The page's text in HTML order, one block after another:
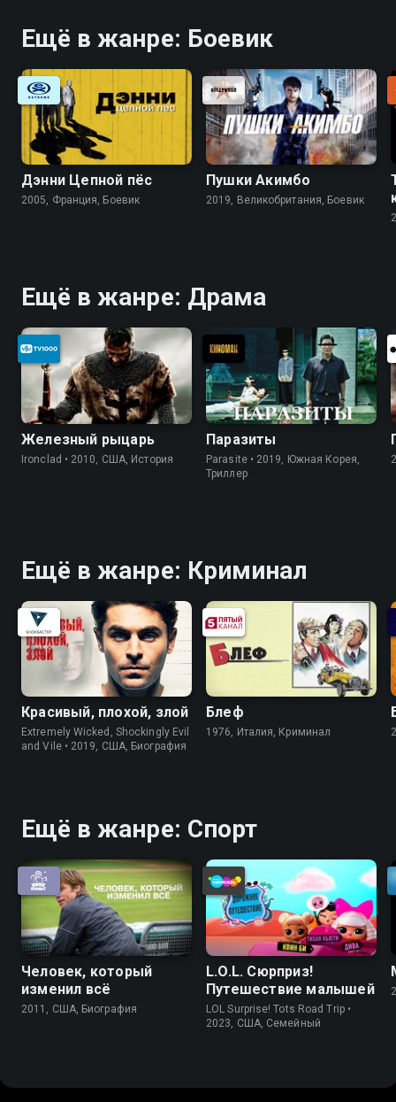
Ещё в жанре: Боевик
Дэнни Цепной пёс
2005, Франция, Боевик
Пушки Акимбо
2019, Великобритания, Боевик
Ещё в жанре: Драма
Железный рыцарь
Ironclad • 2010, США, История
Паразиты
Parasite • 2019, Южная Корея,
Триллер
Ещё в жанре: Криминал
Красивый, плохой, злой
Extremely Wicked, Shockingly Evil
and Vile • 2019, США, Биография
Блеф
1976, Италия, Криминал
Ещё в жанре: Спорт
Человек, который
изменил всё
2011, США, Биография
L.O.L. Сюрприз!
Путешествие малышей
LOL Surprise! Tots Road Trip •
2023, США, Cемейный